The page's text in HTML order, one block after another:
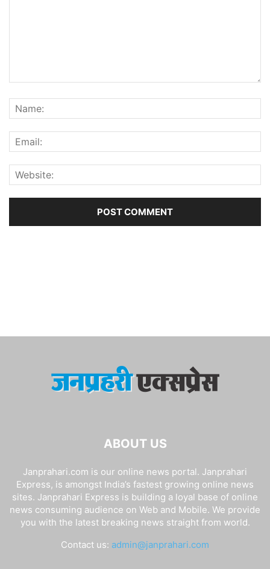
ABOUT US
Janprahari.com is our online news portal. Janprahari
Express, is amongst India’s fastest growing online news
sites. Janprahari Express is building a loyal base of online
news consuming audience on Web and Mobile. We provide
you with the latest breaking news straight from world.
Contact us: admin@janprahari.com